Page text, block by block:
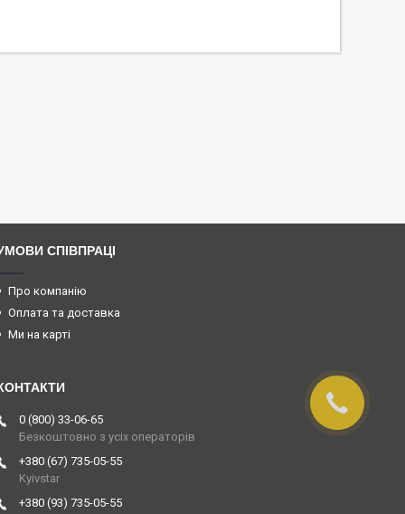
СПІВПРАЦІ
Про компанію
Оплата та доставка
Ми на карті
0 (800) 33-06-65
Безкоштовно з усіх операторів
+380 (67) 735-05-55
Kyivstar
+380 (93) 735-05-55